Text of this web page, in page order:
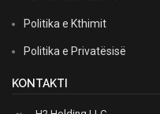
Politika e Kthimit
Politika e Privatësisë
KONTAKTI